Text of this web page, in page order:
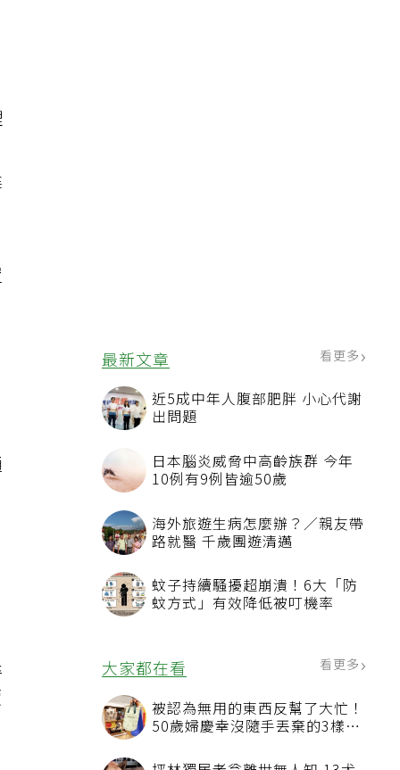
最新文章 看更多
近5成中年人腹部肥胖 小心代謝
出問題
日本腦炎威脅中高齡族群 今年
10例有9例皆逾50歲
海外旅遊生病怎麼辦？／親友帶
路就醫 千歲團遊清邁
蚊子持續騷擾超崩潰！6大「防
蚊方式」有效降低被叮機率
大家都在看
被認為無用的東西反幫了大忙！
50歲婦慶幸沒隨手丟棄的3樣物